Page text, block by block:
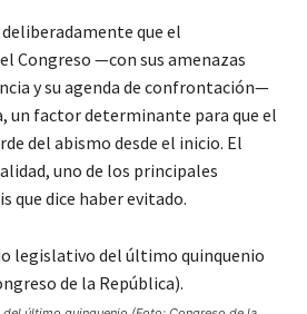
que el
Congreso —con sus amenazas
y su agenda de confrontación—
un factor determinante para que el
del abismo desde el inicio. El
uno de los principales
que dice haber evitado.